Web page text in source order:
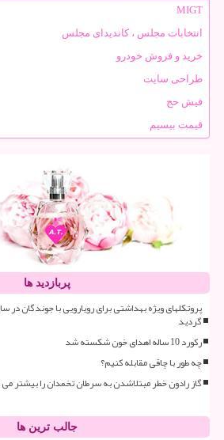
MIGT
انتخابات مجلس ، کاندیدای مجلس
خرید و فروش خودرو
طراحی سایت
فیش حج
قیمت بیسیم
پربازدید ها
پروتکلهای ویژه بهداشتی برای رویارویی با جوندگان در
گردید
رکورد 10 ساله اهدای خون شکسته شد
چه طور با چاقی مقابله کنیم؟
گاز رادون خطر مبتلاشدن به سرطان تخمدان را بیشتر
جالب ترین ها